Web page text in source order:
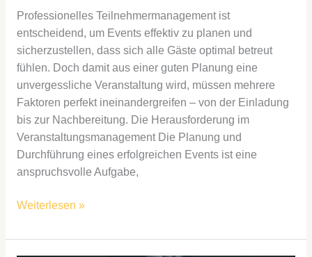
Professionelles Teilnehmermanagement ist
entscheidend, um Events effektiv zu planen und
sicherzustellen, dass sich alle Gäste optimal betreut
fühlen. Doch damit aus einer guten Planung eine
unvergessliche Veranstaltung wird, müssen mehrere
Faktoren perfekt ineinandergreifen – von der Einladung
bis zur Nachbereitung. Die Herausforderung im
Veranstaltungsmanagement Die Planung und
Durchführung eines erfolgreichen Events ist eine
anspruchsvolle Aufgabe,
Weiterlesen »